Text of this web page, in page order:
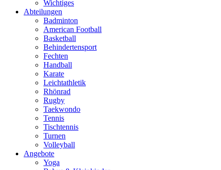
Wichtiges
Abteilungen
Badminton
American Football
Basketball
Behindertensport
Fechten
Handball
Karate
Leichtathletik
Rhönrad
Rugby
Taekwondo
Tennis
Tischtennis
Turnen
Volleyball
Angebote
Yoga